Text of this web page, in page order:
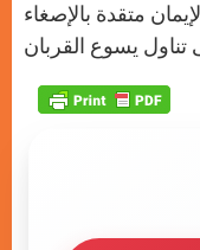
متقدة بالإصغاء